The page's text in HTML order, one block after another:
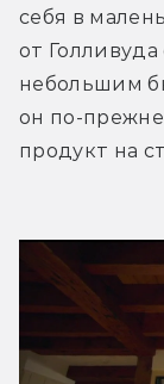
себя в
от
небольшим
он по-
продукт на